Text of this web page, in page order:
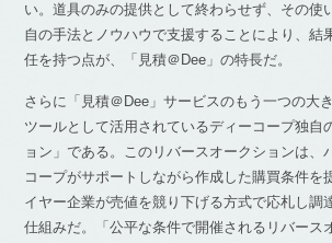
い。道具のみの提供として終わらせず、その使
自の手法とノウハウで支援することにより、結
任を持つ点が、「見積＠Dee」の特長だ。
さらに「見積＠Dee」サービスのもう一つの大
ツールとして活用されているディーコープ独自
ョン」である。このリバースオークションは、
コープがサポートしながら作成した購買条件を
イヤー企業が売値を競り下げる方式で応札し調
仕組みだ。「公平な条件で開催されるリバース